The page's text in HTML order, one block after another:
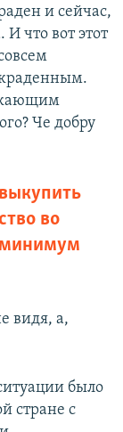
и сейчас,
И что вот этот
Че добру
во
минимум
видя, а,
было
стране с